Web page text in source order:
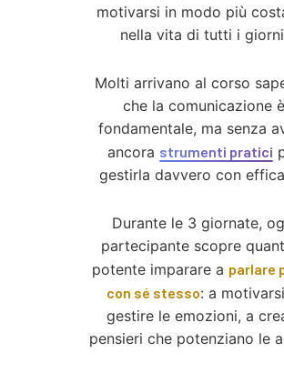
motivarsi in modo più
nella vita di tutti i
Molti arrivano al corso
che la comunicazione è
fondamentale, ma senza
ancora strumenti pratici
gestirla davvero con
Durante le 3 giornate,
partecipante scopre
potente imparare a parlare
con sé stesso: a
gestire le emozioni, a
pensieri che potenziano le